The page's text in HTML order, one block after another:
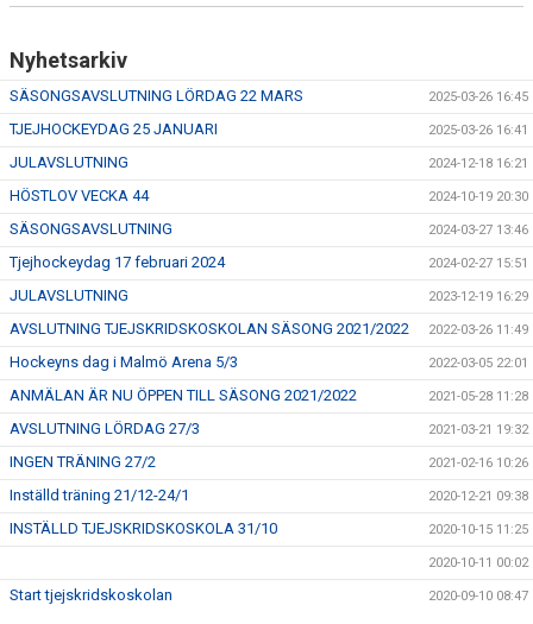
Nyhetsarkiv
SÄSONGSAVSLUTNING LÖRDAG 22 MARS 2025-03-26 16:45
TJEJHOCKEYDAG 25 JANUARI 2025-03-26 16:41
JULAVSLUTNING 2024-12-18 16:21
HÖSTLOV VECKA 44 2024-10-19 20:30
SÄSONGSAVSLUTNING 2024-03-27 13:46
Tjejhockeydag 17 februari 2024 2024-02-27 15:51
JULAVSLUTNING 2023-12-19 16:29
AVSLUTNING TJEJSKRIDSKOSKOLAN SÄSONG 2021/2022 2022-03-26 11:49
Hockeyns dag i Malmö Arena 5/3 2022-03-05 22:01
ANMÄLAN ÄR NU ÖPPEN TILL SÄSONG 2021/2022 2021-05-28 11:28
AVSLUTNING LÖRDAG 27/3 2021-03-21 19:32
INGEN TRÄNING 27/2 2021-02-16 10:26
Inställd träning 21/12-24/1 2020-12-21 09:38
INSTÄLLD TJEJSKRIDSKOSKOLA 31/10 2020-10-15 11:25
2020-10-11 00:02
Start tjejskridskoskolan 2020-09-10 08:47